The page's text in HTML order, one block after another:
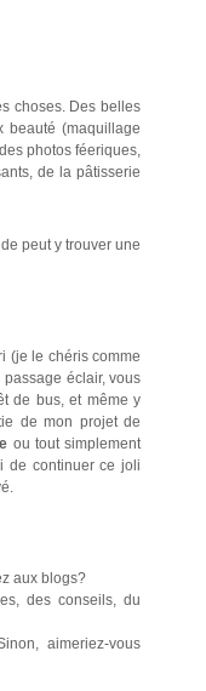
choses. Des belles
beauté (maquillage
photos féeriques,
de la pâtisserie
peut y trouver une
(je le chéris comme
éclair, vous
de bus, et même y
de mon projet de
ou tout simplement
de continuer ce joli
aux blogs?
des conseils, du
aimeriez-vous